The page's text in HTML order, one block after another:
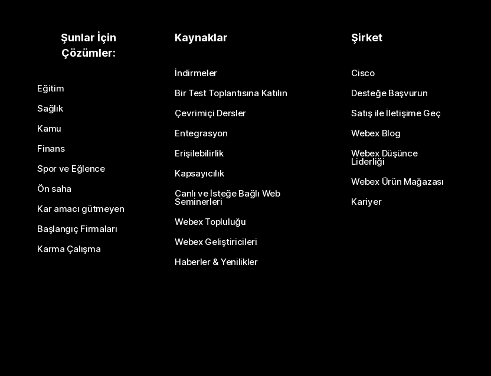
Şunlar İçin
Çözümler:
Eğitim
Sağlık
Kamu
Finans
Spor ve Eğlence
Ön saha
Kar amacı gütmeyen
Başlangıç Firmaları
Karma Çalışma
Kaynaklar
İndirmeler
Bir Test Toplantısına Katılın
Çevrimiçi Dersler
Entegrasyon
Erişilebilirlik
Kapsayıcılık
Canlı ve İsteğe Bağlı Web
Seminerleri
Webex Topluluğu
Webex Geliştiricileri
Haberler & Yenilikler
Şirket
Cisco
Desteğe Başvurun
Satış ile İletişime Geç
Webex Blog
Webex Düşünce
Liderliği
Webex Ürün Mağazası
Kariyer